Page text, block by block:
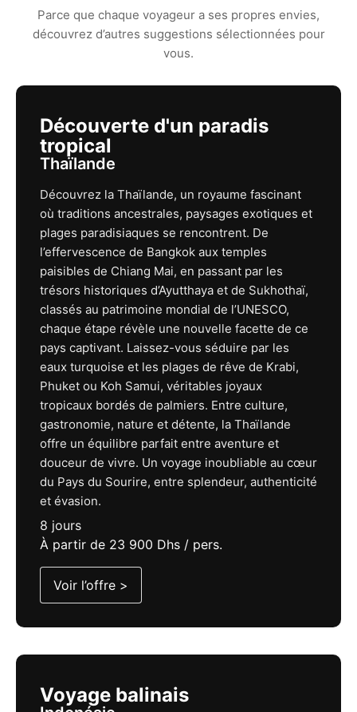
Parce que chaque voyageur a ses propres envies,
découvrez d’autres suggestions sélectionnées pour
vous.
Découverte d'un paradis
tropical
Thaïlande
Découvrez la Thaïlande, un royaume fascinant
où traditions ancestrales, paysages exotiques et
plages paradisiaques se rencontrent. De
l’effervescence de Bangkok aux temples
paisibles de Chiang Mai, en passant par les
trésors historiques d’Ayutthaya et de Sukhothaï,
classés au patrimoine mondial de l’UNESCO,
chaque étape révèle une nouvelle facette de ce
pays captivant. Laissez-vous séduire par les
eaux turquoise et les plages de rêve de Krabi,
Phuket ou Koh Samui, véritables joyaux
tropicaux bordés de palmiers. Entre culture,
gastronomie, nature et détente, la Thaïlande
offre un équilibre parfait entre aventure et
douceur de vivre. Un voyage inoubliable au cœur
du Pays du Sourire, entre splendeur, authenticité
et évasion.
8 jours
À partir de 23 900 Dhs / pers.
Voir l’offre >
Voyage balinais